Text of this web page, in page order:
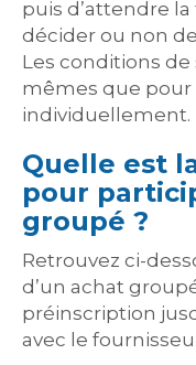
puis d’attendre la
décider ou non
Les conditions
mêmes que pour
individuellement.
Quelle est
pour
groupé ?
Retrouvez ci-
d’un achat
préinscription
avec le